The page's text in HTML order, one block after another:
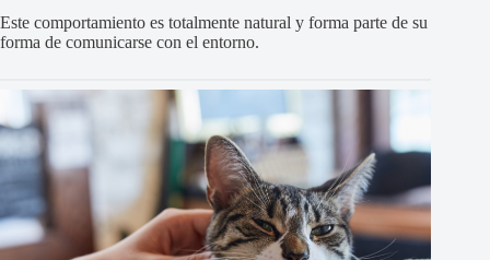
Este comportamiento es totalmente natural y forma parte de su
forma de comunicarse con el entorno.